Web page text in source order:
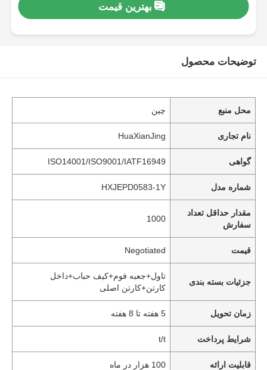
بهترین قیمت
توضیحات محصول
محل منبع چین
نام تجاری HuaXianJing
گواهی ISO14001/ISO9001/IATF16949
شماره مدل HXJEPD0583-1Y
مقدار حداقل تعداد
سفارش
1000
قیمت Negotiated
جزئیات بسته بندی
تاول+جعبه فوم+کیف حباب+داخل
کارتن+کارتن اصلی
زمان تحویل 5 هفته تا 8 هفته
شرایط پرداخت t/t
قابلیت ارائه 100 هزار در ماه